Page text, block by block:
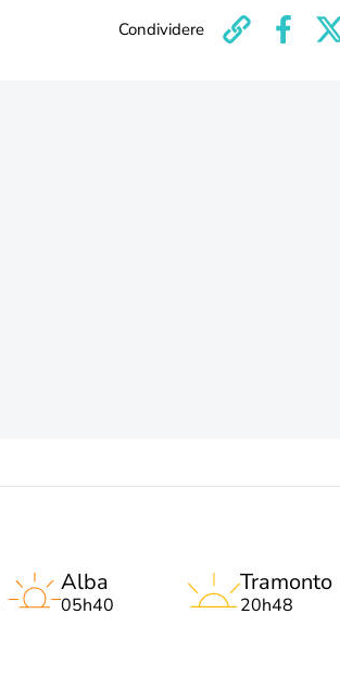
Condividere
Alba
05h40
Tramonto
20h48